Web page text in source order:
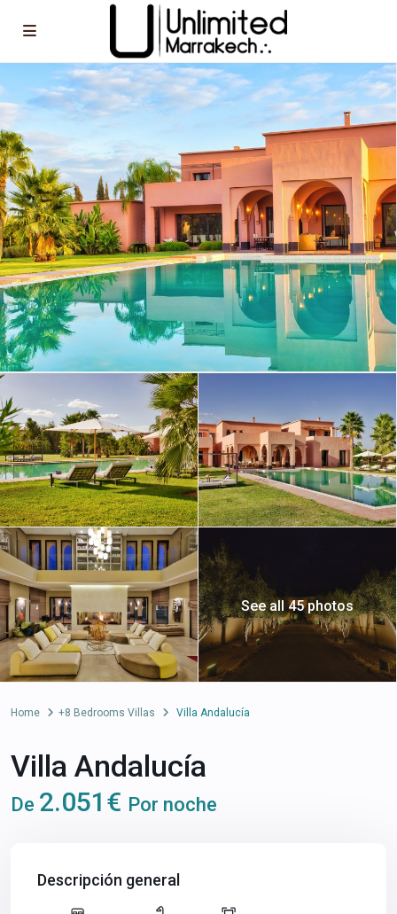
See all 45 photos
Home +8 Bedrooms Villas Villa Andalucía
Villa Andalucía
De 2.051€ Por noche
Descripción general